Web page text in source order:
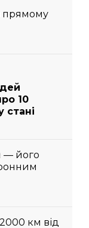
прямому
10
стані
— його
км від